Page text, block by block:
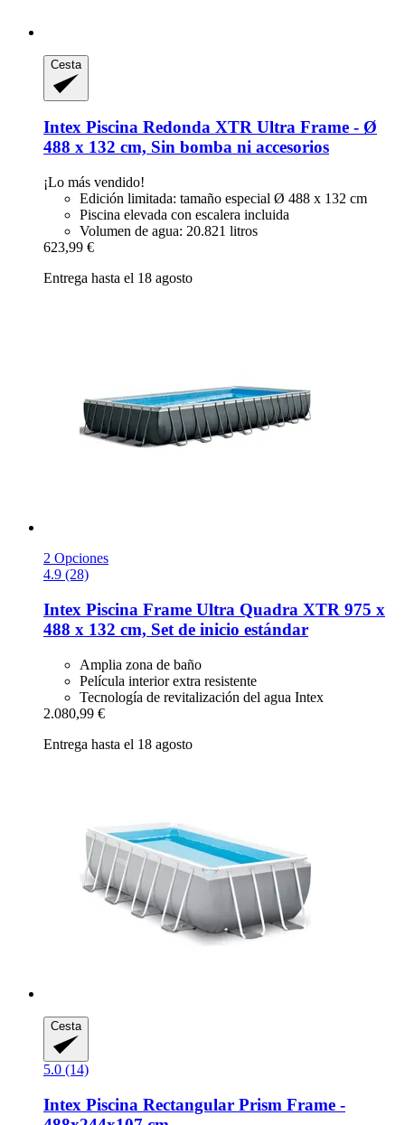
Cesta
Intex Piscina Redonda XTR Ultra Frame -​ Ø
488 x 132 cm, Sin bomba ni accesorios
¡Lo más vendido!
Edición limitada: tamaño especial Ø 488 x 132 cm
Piscina elevada con escalera incluida
Volumen de agua: 20.821 litros
623,99 €
Entrega hasta el 18 agosto
2 Opciones
4.9 (28)
Intex Piscina Frame Ultra Quadra XTR 975 x
488 x 132 cm, Set de inicio estándar
Amplia zona de baño
Película interior extra resistente
Tecnología de revitalización del agua Intex
2.080,99 €
Entrega hasta el 18 agosto
Cesta
5.0 (14)
Intex Piscina Rectangular Prism Frame -​